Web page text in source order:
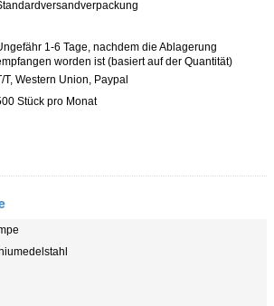
1-6 Tage, nachdem die Ablagerung
worden ist (basiert auf der Quantität)
T, Western Union, Paypal
Stück pro Monat